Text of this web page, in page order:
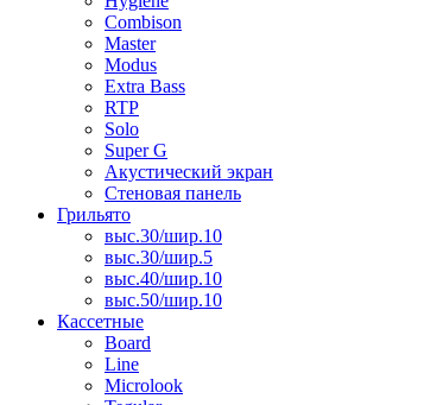
Combison
Master
Modus
Extra Bass
RTP
Solo
Super G
Акустический экран
Стеновая панель
Грильято
выс.30/шир.10
выс.30/шир.5
выс.40/шир.10
выс.50/шир.10
Кассетные
Board
Line
Microlook